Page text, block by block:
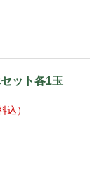
ット各1玉
込）